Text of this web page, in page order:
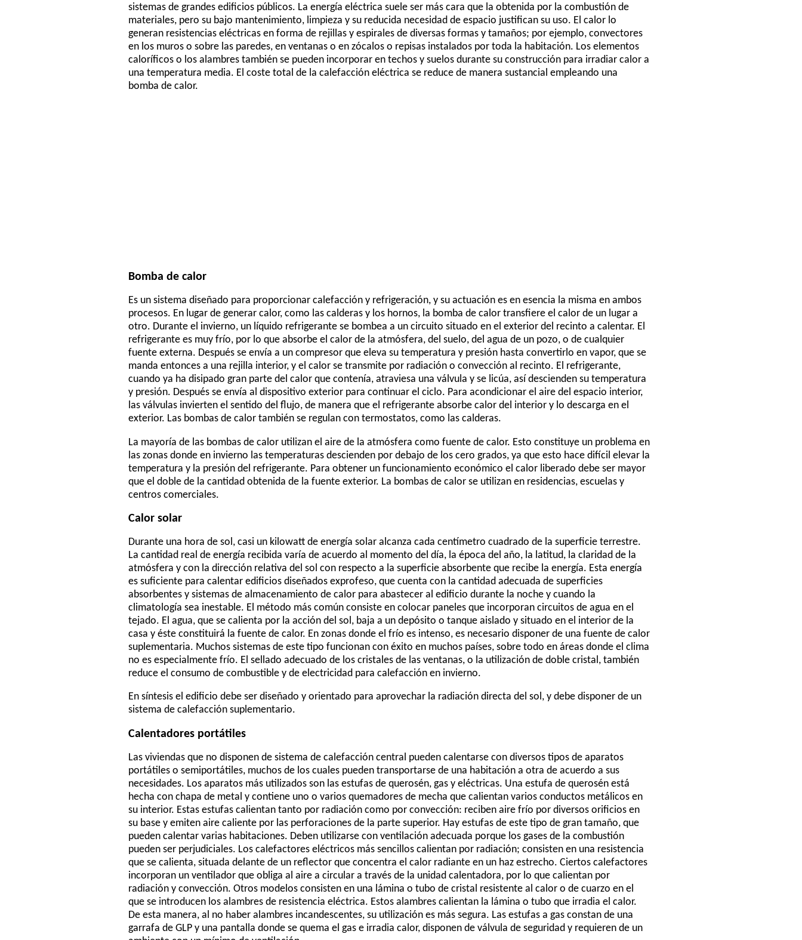
sistemas de grandes edificios públicos. La energía eléctrica suele ser más cara que la obtenida por la combustión de
materiales, pero su bajo mantenimiento, limpieza y su reducida necesidad de espacio justifican su uso. El calor lo
generan resistencias eléctricas en forma de rejillas y espirales de diversas formas y tamaños; por ejemplo, convectores
en los muros o sobre las paredes, en ventanas o en zócalos o repisas instalados por toda la habitación. Los elementos
caloríficos o los alambres también se pueden incorporar en techos y suelos durante su construcción para irradiar calor a
una temperatura media. El coste total de la calefacción eléctrica se reduce de manera sustancial empleando una
bomba de calor.
Bomba de calor
Es un sistema diseñado para proporcionar calefacción y refrigeración, y su actuación es en esencia la misma en ambos
procesos. En lugar de generar calor, como las calderas y los hornos, la bomba de calor transfiere el calor de un lugar a
otro. Durante el invierno, un líquido refrigerante se bombea a un circuito situado en el exterior del recinto a calentar. El
refrigerante es muy frío, por lo que absorbe el calor de la atmósfera, del suelo, del agua de un pozo, o de cualquier
fuente externa. Después se envía a un compresor que eleva su temperatura y presión hasta convertirlo en vapor, que se
manda entonces a una rejilla interior, y el calor se transmite por radiación o convección al recinto. El refrigerante,
cuando ya ha disipado gran parte del calor que contenía, atraviesa una válvula y se licúa, así descienden su temperatura
y presión. Después se envía al dispositivo exterior para continuar el ciclo. Para acondicionar el aire del espacio interior,
las válvulas invierten el sentido del flujo, de manera que el refrigerante absorbe calor del interior y lo descarga en el
exterior. Las bombas de calor también se regulan con termostatos, como las calderas.
La mayoría de las bombas de calor utilizan el aire de la atmósfera como fuente de calor. Esto constituye un problema en
las zonas donde en invierno las temperaturas descienden por debajo de los cero grados, ya que esto hace difícil elevar la
temperatura y la presión del refrigerante. Para obtener un funcionamiento económico el calor liberado debe ser mayor
que el doble de la cantidad obtenida de la fuente exterior. La bombas de calor se utilizan en residencias, escuelas y
centros comerciales.
Calor solar
Durante una hora de sol, casi un kilowatt de energía solar alcanza cada centímetro cuadrado de la superficie terrestre.
La cantidad real de energía recibida varía de acuerdo al momento del día, la época del año, la latitud, la claridad de la
atmósfera y con la dirección relativa del sol con respecto a la superficie absorbente que recibe la energía. Esta energía
es suficiente para calentar edificios diseñados exprofeso, que cuenta con la cantidad adecuada de superficies
absorbentes y sistemas de almacenamiento de calor para abastecer al edificio durante la noche y cuando la
climatología sea inestable. El método más común consiste en colocar paneles que incorporan circuitos de agua en el
tejado. El agua, que se calienta por la acción del sol, baja a un depósito o tanque aislado y situado en el interior de la
casa y éste constituirá la fuente de calor. En zonas donde el frío es intenso, es necesario disponer de una fuente de calor
suplementaria. Muchos sistemas de este tipo funcionan con éxito en muchos países, sobre todo en áreas donde el clima
no es especialmente frío. El sellado adecuado de los cristales de las ventanas, o la utilización de doble cristal, también
reduce el consumo de combustible y de electricidad para calefacción en invierno.
En síntesis el edificio debe ser diseñado y orientado para aprovechar la radiación directa del sol, y debe disponer de un
sistema de calefacción suplementario.
Calentadores portátiles
Las viviendas que no disponen de sistema de calefacción central pueden calentarse con diversos tipos de aparatos
portátiles o semiportátiles, muchos de los cuales pueden transportarse de una habitación a otra de acuerdo a sus
necesidades. Los aparatos más utilizados son las estufas de querosén, gas y eléctricas. Una estufa de querosén está
hecha con chapa de metal y contiene uno o varios quemadores de mecha que calientan varios conductos metálicos en
su interior. Estas estufas calientan tanto por radiación como por convección: reciben aire frío por diversos orificios en
su base y emiten aire caliente por las perforaciones de la parte superior. Hay estufas de este tipo de gran tamaño, que
pueden calentar varias habitaciones. Deben utilizarse con ventilación adecuada porque los gases de la combustión
pueden ser perjudiciales. Los calefactores eléctricos más sencillos calientan por radiación; consisten en una resistencia
que se calienta, situada delante de un reflector que concentra el calor radiante en un haz estrecho. Ciertos calefactores
incorporan un ventilador que obliga al aire a circular a través de la unidad calentadora, por lo que calientan por
radiación y convección. Otros modelos consisten en una lámina o tubo de cristal resistente al calor o de cuarzo en el
que se introducen los alambres de resistencia eléctrica. Estos alambres calientan la lámina o tubo que irradia el calor.
De esta manera, al no haber alambres incandescentes, su utilización es más segura. Las estufas a gas constan de una
garrafa de GLP y una pantalla donde se quema el gas e irradia calor, disponen de válvula de seguridad y requieren de un